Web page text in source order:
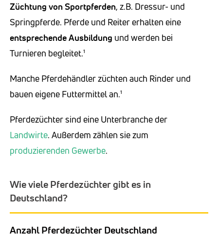
Züchtung von Sportpferden, z.B. Dressur- und
Springpferde. Pferde und Reiter erhalten eine
entsprechende Ausbildung und werden bei
Turnieren begleitet.¹
Manche Pferdehändler züchten auch Rinder und
bauen eigene Futtermittel an.¹
Pferdezüchter sind eine Unterbranche der
Landwirte. Außerdem zählen sie zum
produzierenden Gewerbe.
Wie viele Pferdezüchter gibt es in
Deutschland?
Anzahl Pferdezüchter Deutschland